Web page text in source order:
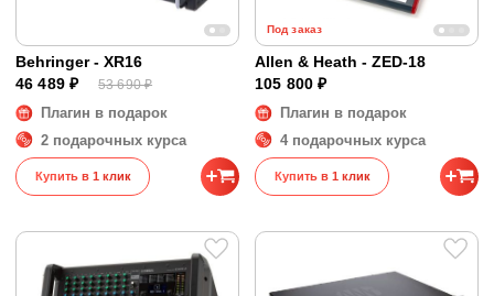
Behringer - XR16
46 489 ₽
53 690 ₽
Плагин в подарок
2 подарочных курса
Купить в 1 клик
Под заказ
Allen & Heath - ZED-18
105 800 ₽
Плагин в подарок
4 подарочных курса
Купить в 1 клик